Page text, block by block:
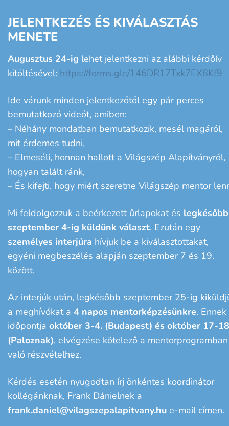
JELENTKEZÉS ÉS KIVÁLASZTÁS
MENETE
Augusztus 24-ig lehet jelentkezni az alábbi kérdőív
kitöltésével: https://forms.gle/146DR17Txk7EX8Kf9
Ide várunk minden jelentkezőtől egy pár perces
bemutatkozó videót, amiben:
– Néhány mondatban bemutatkozik, mesél magáról,
mit érdemes tudni,
– Elmeséli, honnan hallott a Világszép Alapítványról,
hogyan talált ránk,
– És kifejti, hogy miért szeretne Világszép mentor
Mi feldolgozzuk a beérkezett űrlapokat és legkésőbb
szeptember 4-ig küldünk választ. Ezután egy
személyes interjúra hívjuk be a kiválasztottakat,
egyéni megbeszélés alapján szeptember 7 és 19.
között.
Az interjúk után, legkésőbb szeptember 25-ig
a meghívókat a 4 napos mentorképzésünkre. Ennek
időpontja október 3-4. (Budapest) és október 17-
(Paloznak), elvégzése kötelező a mentorprogramban
való részvételhez.
Kérdés esetén nyugodtan írj önkéntes koordinátor
kollégánknak, Frank Dánielnek a
frank.daniel@vilagszepalapitvany.hu e-mail címen.